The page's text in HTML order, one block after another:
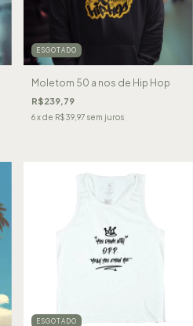
ESGOTADO
Moletom 50 a nos de Hip Hop
R$239,79
6 x de R$39,97 sem juros
ESGOTADO